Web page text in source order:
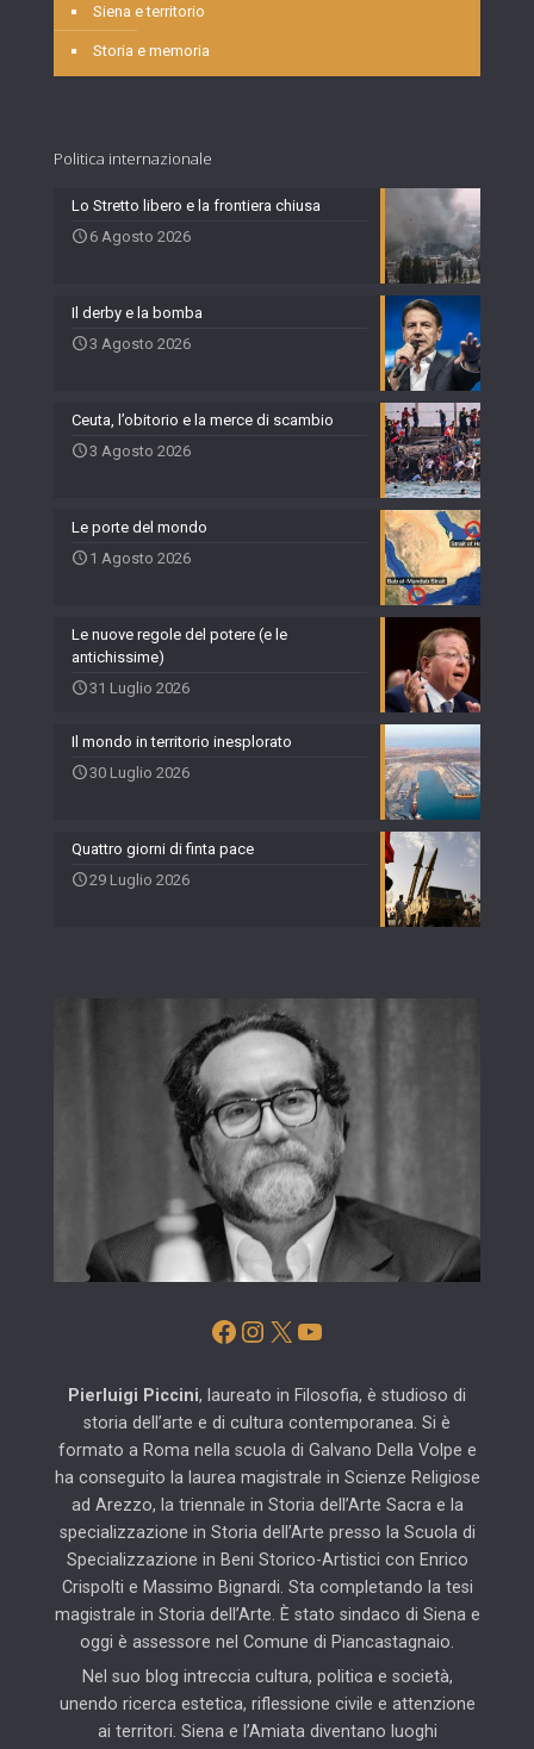
Siena e territorio
Storia e memoria
Politica internazionale
Lo Stretto libero e la frontiera chiusa
6 Agosto 2026
Il derby e la bomba
3 Agosto 2026
Ceuta, l’obitorio e la merce di scambio
3 Agosto 2026
Le porte del mondo
1 Agosto 2026
Le nuove regole del potere (e le
antichissime)
31 Luglio 2026
Il mondo in territorio inesplorato
30 Luglio 2026
Quattro giorni di finta pace
29 Luglio 2026
Facebook
Instagram
X YouTube
Pierluigi Piccini, laureato in Filosofia, è studioso di
storia dell’arte e di cultura contemporanea. Si è
formato a Roma nella scuola di Galvano Della Volpe e
ha conseguito la laurea magistrale in Scienze Religiose
ad Arezzo, la triennale in Storia dell’Arte Sacra e la
specializzazione in Storia dell’Arte presso la Scuola di
Specializzazione in Beni Storico-Artistici con Enrico
Crispolti e Massimo Bignardi. Sta completando la tesi
magistrale in Storia dell’Arte. È stato sindaco di Siena e
oggi è assessore nel Comune di Piancastagnaio.
Nel suo blog intreccia cultura, politica e società,
unendo ricerca estetica, riflessione civile e attenzione
ai territori. Siena e l’Amiata diventano luoghi